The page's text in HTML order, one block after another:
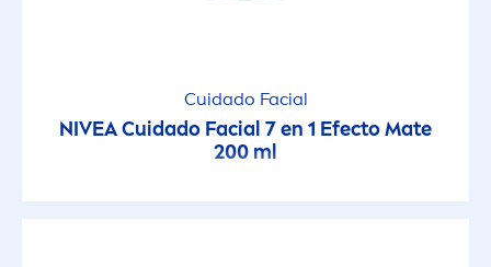
Cuidado Facial
NIVEACuidado Facial 7 en 1 Efecto Mate
200 ml